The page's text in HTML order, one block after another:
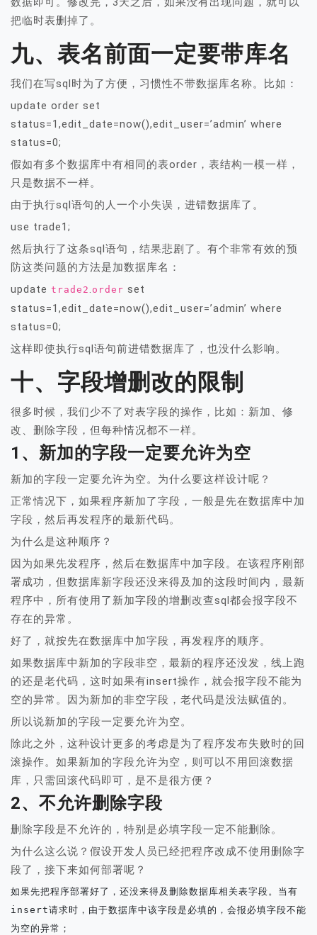
把临时表删掉了。
九、表名前面一定要带库名
我们在写sql时为了方便，习惯性不带数据库名称。比如：
update order set
status=1,edit_date=now(),edit_user=’admin’ where
status=0;
假如有多个数据库中有相同的表order，表结构一模一样，
只是数据不一样。
由于执行sql语句的人一个小失误，进错数据库了。
use trade1;
然后执行了这条sql语句，结果悲剧了。有个非常有效的预
防这类问题的方法是加数据库名：
update trade2. order set
status=1,edit_date=now(),edit_user=’admin’ where
status=0;
这样即使执行sql语句前进错数据库了，也没什么影响。
十、字段增删改的限制
很多时候，我们少不了对表字段的操作，比如：新加、修
改、删除字段，但每种情况都不一样。
1、新加的字段一定要允许为空
新加的字段一定要允许为空。为什么要这样设计呢？
正常情况下，如果程序新加了字段，一般是先在数据库中加
字段，然后再发程序的最新代码。
为什么是这种顺序？
因为如果先发程序，然后在数据库中加字段。在该程序刚部
署成功，但数据库新字段还没来得及加的这段时间内，最新
程序中，所有使用了新加字段的增删改查sql都会报字段不
存在的异常。
好了，就按先在数据库中加字段，再发程序的顺序。
如果数据库中新加的字段非空，最新的程序还没发，线上跑
的还是老代码，这时如果有insert操作，就会报字段不能为
空的异常。因为新加的非空字段，老代码是没法赋值的。
所以说新加的字段一定要允许为空。
除此之外，这种设计更多的考虑是为了程序发布失败时的回
滚操作。如果新加的字段允许为空，则可以不用回滚数据
库，只需回滚代码即可，是不是很方便？
2、不允许删除字段
删除字段是不允许的，特别是必填字段一定不能删除。
为什么这么说？假设开发人员已经把程序改成不使用删除字
段了，接下来如何部署呢？
如果先把程序部署好了，还没来得及删除数据库相关表字段。当有
insert请求时，由于数据库中该字段是必填的，会报必填字段不能
为空的异常；